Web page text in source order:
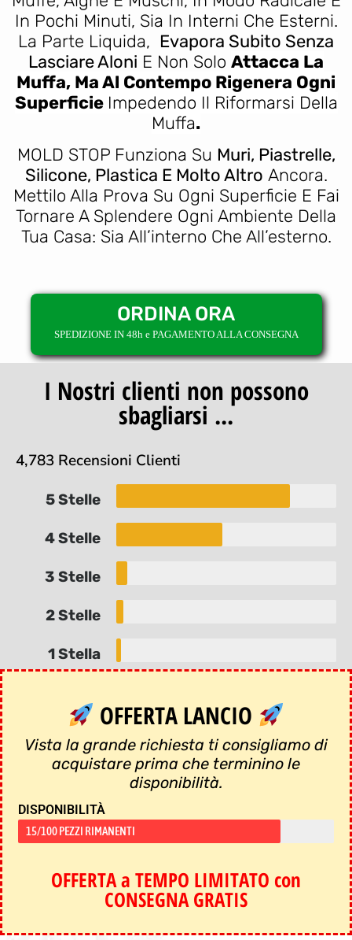
In Pochi Minuti, Sia In Interni Che Esterni.
La Parte Liquida, Evapora Subito Senza
Lasciare Aloni E Non Solo Attacca La
Muffa, Ma Al Contempo Rigenera Ogni
Superficie Impedendo Il Riformarsi Della
Muffa.
MOLD STOP Funziona Su Muri, Piastrelle,
Silicone, Plastica E Molto Altro Ancora.
Mettilo Alla Prova Su Ogni Superficie E Fai
Tornare A Splendere Ogni Ambiente Della
Tua Casa: Sia All’interno Che All’esterno.
ORDINA ORA
SPEDIZIONE IN 48h e PAGAMENTO ALLA CONSEGNA
I Nostri clienti non possono
sbagliarsi ...
4,783 Recensioni Clienti
5 Stelle
4 Stelle
3 Stelle
2 Stelle
1 Stella
OFFERTA LANCIO
Vista la grande richiesta ti consigliamo di
acquistare prima che terminino le
disponibilità.
DISPONIBILITÀ
15/100 PEZZI RIMANENTI
OFFERTA a TEMPO LIMITATO con
CONSEGNA GRATIS